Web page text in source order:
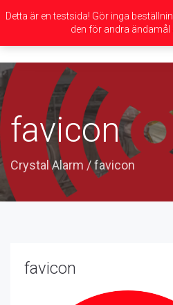
navigation
favicon
Crystal Alarm /favicon
favicon
Detta är en testsida! Gör inga
den för andra ändamål